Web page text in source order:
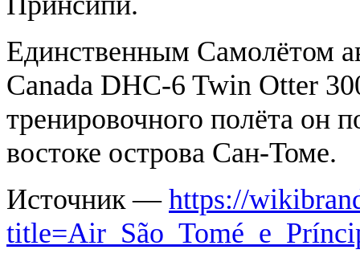
Единственным Самолётом
Canada DHC-6 Twin Otter
тренировочного полёта он
востоке острова Сан-Томе.
Источник — https://